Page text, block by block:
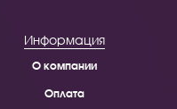
Информация
О компании
Оплата